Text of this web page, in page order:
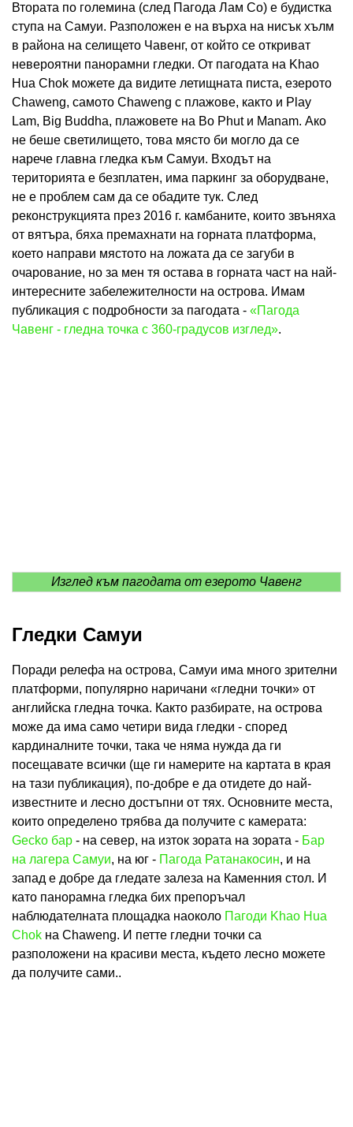
Втората по големина (след Пагода Лам Со) е будистка
ступа на Самуи. Разположен е на върха на нисък хълм
в района на селището Чавенг, от който се откриват
невероятни панорамни гледки. От пагодата на Khao
Hua Chok можете да видите летищната писта, езерото
Chaweng, самото Chaweng с плажове, както и Play
Lam, Big Buddha, плажовете на Bo Phut и Manam. Ако
не беше светилището, това място би могло да се
нарече главна гледка към Самуи. Входът на
територията е безплатен, има паркинг за оборудване,
не е проблем сам да се обадите тук. След
реконструкцията през 2016 г. камбаните, които звъняха
от вятъра, бяха премахнати на горната платформа,
което направи мястото на ложата да се загуби в
очарование, но за мен тя остава в горната част на най-
интересните забележителности на острова. Имам
публикация с подробности за пагодата - «Пагода
Чавенг - гледна точка с 360-градусов изглед».
Изглед към пагодата от езерото Чавенг
Гледки Самуи
Поради релефа на острова, Самуи има много зрителни
платформи, популярно наричани «гледни точки» от
английска гледна точка. Както разбирате, на острова
може да има само четири вида гледки - според
кардиналните точки, така че няма нужда да ги
посещавате всички (ще ги намерите на картата в края
на тази публикация), по-добре е да отидете до най-
известните и лесно достъпни от тях. Основните места,
които определено трябва да получите с камерата:
Gecko бар - на север, на изток зората на зората - Бар
на лагера Самуи, на юг - Пагода Ратанакосин, и на
запад е добре да гледате залеза на Каменния стол. И
като панорамна гледка бих препоръчал
наблюдателната площадка наоколо Пагоди Khao Hua
Chok на Chaweng. И петте гледни точки са
разположени на красиви места, където лесно можете
да получите сами..